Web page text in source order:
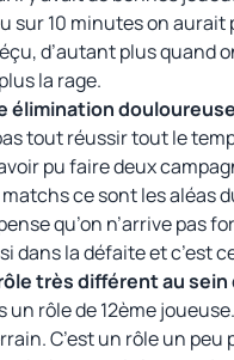
sur 10 minutes on
d’autant plus quand
la rage.
élimination
tout réussir tout le
pu faire deux
ce sont les aléas
qu’on n’arrive pas
dans la défaite et c’est
très différent au
un rôle de 12ème
C’est un rôle un